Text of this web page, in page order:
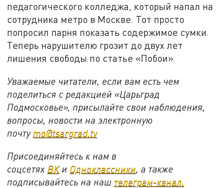
педагогического колледжа, который напал на
сотрудника метро в Москве. Тот просто
попросил парня показать содержимое сумки.
Теперь нарушителю грозит до двух лет
лишения свободы по статье «Побои».
Уважаемые читатели, если вам есть чем
поделиться с редакцией «Царьград
Подмосковье», присылайте свои наблюдения,
вопросы, новости на электронную
почту mo@tsargrad.tv
Присоединяйтесь к нам в
соцсетях ВКи Одноклассники, а также
подписывайтесь на наш телеграм-канал.